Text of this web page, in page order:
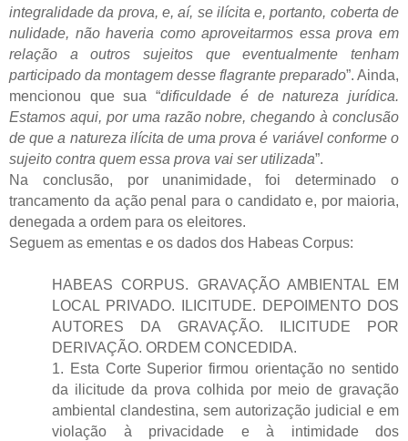
integralidade da prova, e, aí, se ilícita e, portanto, coberta de
nulidade, não haveria como aproveitarmos essa prova em
relação a outros sujeitos que eventualmente tenham
participado da montagem desse flagrante preparado”. Ainda,
mencionou que sua “dificuldade é de natureza jurídica.
Estamos aqui, por uma razão nobre, chegando à conclusão
de que a natureza ilícita de uma prova é variável conforme o
sujeito contra quem essa prova vai ser utilizada”.
Na conclusão, por unanimidade, foi determinado o
trancamento da ação penal para o candidato e, por maioria,
denegada a ordem para os eleitores.
Seguem as ementas e os dados dos Habeas Corpus:
HABEAS CORPUS. GRAVAÇÃO AMBIENTAL EM
LOCAL PRIVADO. ILICITUDE. DEPOIMENTO DOS
AUTORES DA GRAVAÇÃO. ILICITUDE POR
DERIVAÇÃO. ORDEM CONCEDIDA.
1. Esta Corte Superior firmou orientação no sentido
da ilicitude da prova colhida por meio de gravação
ambiental clandestina, sem autorização judicial e em
violação à privacidade e à intimidade dos